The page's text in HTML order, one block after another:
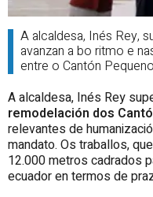
A alcaldesa, Inés Rey,
avanzan a bo ritmo e
entre o Cantón
A alcaldesa, Inés Rey
remodelación dos
relevantes de
mandato. Os traballos,
12.000 metros cadrados
ecuador en termos de